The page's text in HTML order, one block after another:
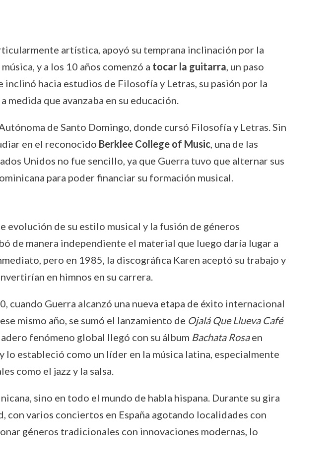
artística, apoyó su temprana inclinación por la
y a los 10 años comenzó a tocar la guitarra, un paso
inclinó hacia estudios de Filosofía y Letras, su pasión por la
medida que avanzaba en su educación.
de Santo Domingo, donde cursó Filosofía y Letras. Sin
en el reconocido Berklee College of Music, una de las
Unidos no fue sencillo, ya que Guerra tuvo que alternar sus
para poder financiar su formación musical.
evolución de su estilo musical y la fusión de géneros
de manera independiente el material que luego daría lugar a
pero en 1985, la discográfica Karen aceptó su trabajo y
en himnos en su carrera.
cuando Guerra alcanzó una nueva etapa de éxito internacional
mismo año, se sumó el lanzamiento de Ojalá Que Llueva Café
fenómeno global llegó con su álbum Bachata Rosaen
estableció como un líder en la música latina, especialmente
como el jazz y la salsa.
sino en todo el mundo de habla hispana. Durante su gira
con varios conciertos en España agotando localidades con
géneros tradicionales con innovaciones modernas, lo